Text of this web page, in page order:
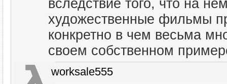
вследствие того, что на
художественные фильмы
конкретно в чем весьма
своем собственном
worksale555